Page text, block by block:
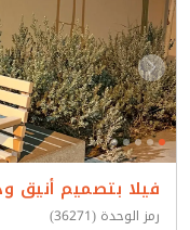
فيلا بتصميم أنيق
رمز الوحدة (36271)